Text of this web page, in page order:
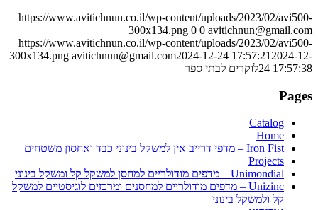
https://www.avitichnun.co.il/wp-content/uploads/2023/02/avi500-
300x134.png 0 0 avitichnun@gmail.com
https://www.avitichnun.co.il/wp-content/uploads/2023/02/avi500-
300x134.png avitichnun@gmail.com2024-12-24 17:57:21 2024-12-
24 17:57:38לוקרים לבתי ספר
Pages
Catalog
Home
Iron Fist – מדפי דרייב אין למשקל בינוני כבד ואחסון משטחים
Projects
Unimondial – מדפים מודולריים למחסן למשקל קל ומשקל בינוני
Unizinc – מדפים מודולריים למחסנים ומרכזים לוגיסטיים למשקל
קל ולמשקל בינוני